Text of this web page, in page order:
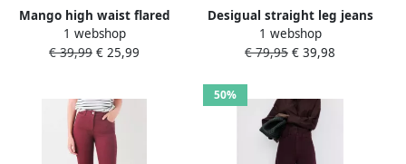
Mango high waist flared
jeans donkerrood
1 webshop
€ 39,99 € 25,99
Desigual straight leg jeans
rood
1 webshop
€ 79,95 € 39,98
50%